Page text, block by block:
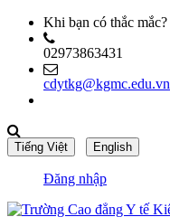
Khi bạn có thắc mắc?
02973863431
cdytkg@kgmc.edu.vn
Đăng nhập